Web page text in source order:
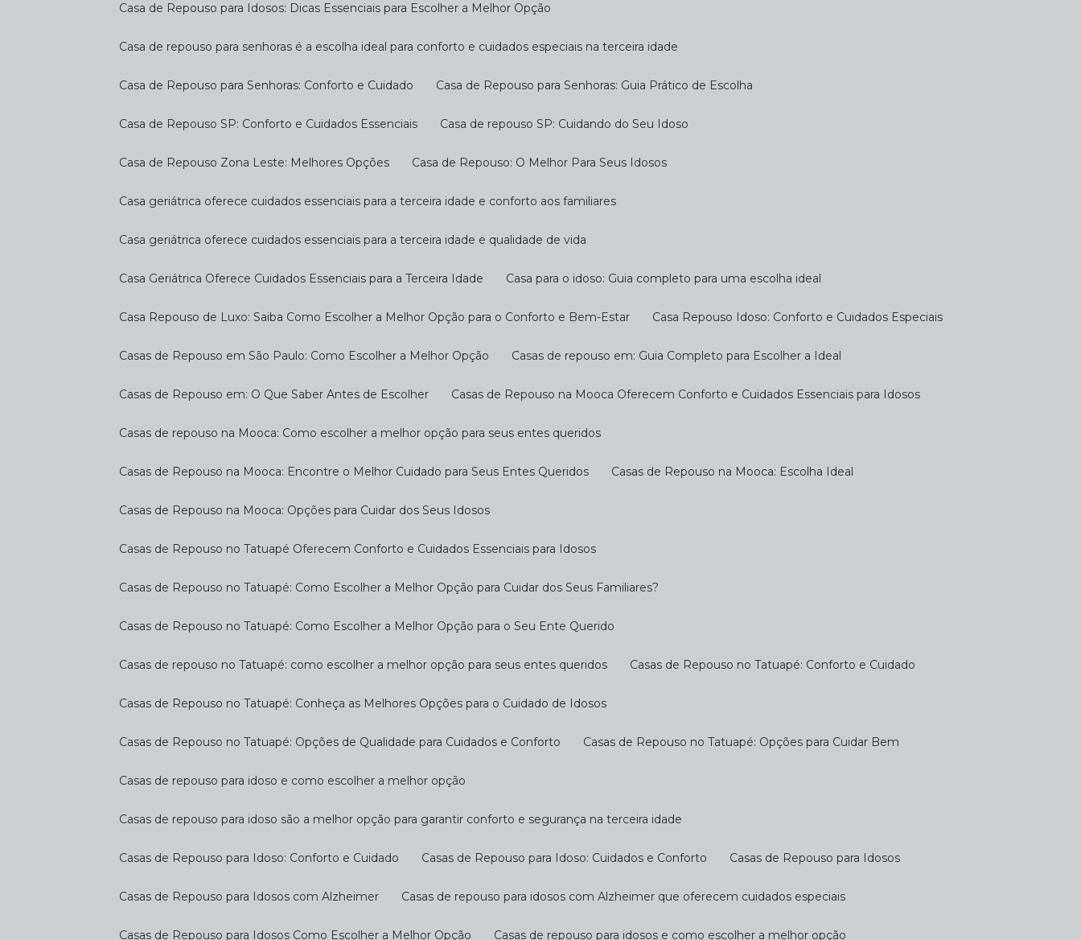
Casa de Repouso para Idosos: Dicas Essenciais para Escolher a Melhor Opção
Casa de repouso para senhoras é a escolha ideal para conforto e cuidados especiais na terceira idade
Casa de Repouso para Senhoras: Conforto e Cuidado Casa de Repouso para Senhoras: Guia Prático de Escolha
Casa de Repouso SP: Conforto e Cuidados Essenciais Casa de repouso SP: Cuidando do Seu Idoso
Casa de Repouso Zona Leste: Melhores Opções Casa de Repouso: O Melhor Para Seus Idosos
Casa geriátrica oferece cuidados essenciais para a terceira idade e conforto aos familiares
Casa geriátrica oferece cuidados essenciais para a terceira idade e qualidade de vida
Casa Geriátrica Oferece Cuidados Essenciais para a Terceira Idade Casa para o idoso: Guia completo para uma escolha ideal
Casa Repouso de Luxo: Saiba Como Escolher a Melhor Opção para o Conforto e Bem-Estar Casa Repouso Idoso: Conforto e Cuidados Especiais
Casas de Repouso em São Paulo: Como Escolher a Melhor Opção Casas de repouso em: Guia Completo para Escolher a Ideal
Casas de Repouso em: O Que Saber Antes de Escolher Casas de Repouso na Mooca Oferecem Conforto e Cuidados Essenciais para Idosos
Casas de repouso na Mooca: Como escolher a melhor opção para seus entes queridos
Casas de Repouso na Mooca: Encontre o Melhor Cuidado para Seus Entes Queridos Casas de Repouso na Mooca: Escolha Ideal
Casas de Repouso na Mooca: Opções para Cuidar dos Seus Idosos
Casas de Repouso no Tatuapé Oferecem Conforto e Cuidados Essenciais para Idosos
Casas de Repouso no Tatuapé: Como Escolher a Melhor Opção para Cuidar dos Seus Familiares?
Casas de Repouso no Tatuapé: Como Escolher a Melhor Opção para o Seu Ente Querido
Casas de repouso no Tatuapé: como escolher a melhor opção para seus entes queridos Casas de Repouso no Tatuapé: Conforto e Cuidado
Casas de Repouso no Tatuapé: Conheça as Melhores Opções para o Cuidado de Idosos
Casas de Repouso no Tatuapé: Opções de Qualidade para Cuidados e Conforto Casas de Repouso no Tatuapé: Opções para Cuidar Bem
Casas de repouso para idoso e como escolher a melhor opção
Casas de repouso para idoso são a melhor opção para garantir conforto e segurança na terceira idade
Casas de Repouso para Idoso: Conforto e Cuidado Casas de Repouso para Idoso: Cuidados e Conforto Casas de Repouso para Idosos
Casas de Repouso para Idosos com Alzheimer Casas de repouso para idosos com Alzheimer que oferecem cuidados especiais
Casas de Repouso para Idosos Como Escolher a Melhor Opção Casas de repouso para idosos e como escolher a melhor opção